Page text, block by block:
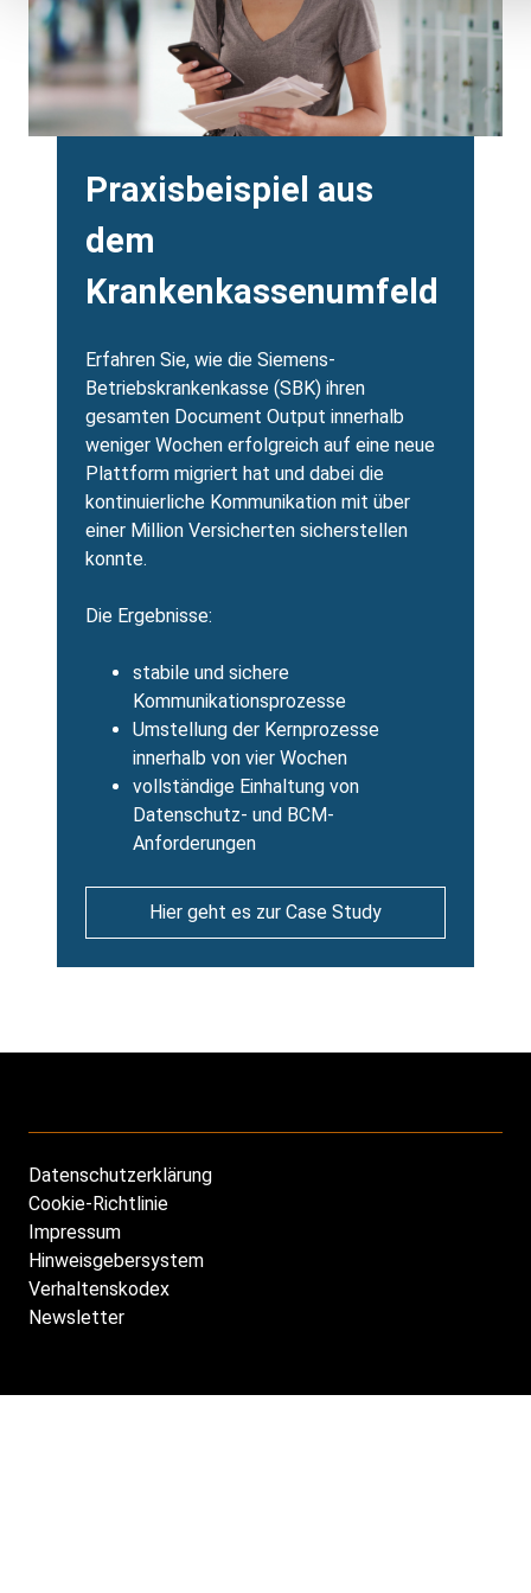
Heading
Praxisbeispiel aus
dem
Krankenkassenumfeld
Body
Erfahren Sie, wie die Siemens-
Betriebskrankenkasse (SBK) ihren
gesamten Document Output innerhalb
weniger Wochen erfolgreich auf eine neue
Plattform migriert hat und dabei die
kontinuierliche Kommunikation mit über
einer Million Versicherten sicherstellen
konnte.
Die Ergebnisse:
stabile und sichere
Kommunikationsprozesse
Umstellung der Kernprozesse
innerhalb von vier Wochen
vollständige Einhaltung von
Datenschutz- und BCM-
Anforderungen
Hier geht es zur Case Study
Footer
DE
Datenschutzerklärung
Cookie-Richtlinie
Impressum
Hinweisgebersystem
Verhaltenskodex
Newsletter